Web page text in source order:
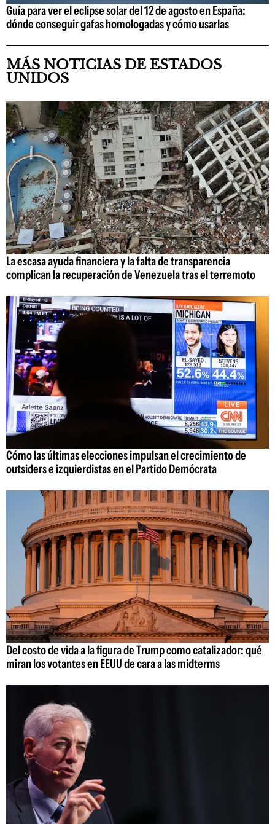
Guía para ver el eclipse solar del 12 de agosto en España:
dónde conseguir gafas homologadas y cómo usarlas
MÁS NOTICIAS DE ESTADOS
UNIDOS
La escasa ayuda financiera y la falta de transparencia
complican la recuperación de Venezuela tras el terremoto
Cómo las últimas elecciones impulsan el crecimiento de
outsiders e izquierdistas en el Partido Demócrata
Del costo de vida a la figura de Trump como catalizador: qué
miran los votantes en EEUU de cara a las midterms